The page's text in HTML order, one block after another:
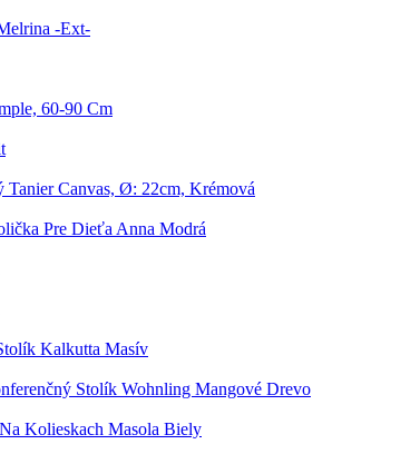
-Ext-
60-90 Cm
Tanier Canvas, Ø: 22cm, Krémová
Pre Dieťa Anna Modrá
Kalkutta Masív
Stolík Wohnling Mangové Drevo
Kolieskach Masola Biely